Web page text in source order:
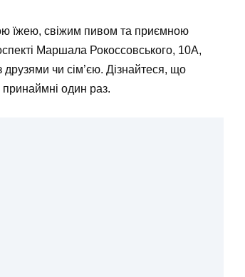
їжею, свіжим пивом та приємною
Маршала Рокоссовського, 10А,
друзями чи сім’єю. Дізнайтеся, що
один раз.